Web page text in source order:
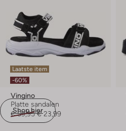
Shop hier
Laatste item
-60%
Vingino
Platte sandalen
€ 59,95 € 23,99